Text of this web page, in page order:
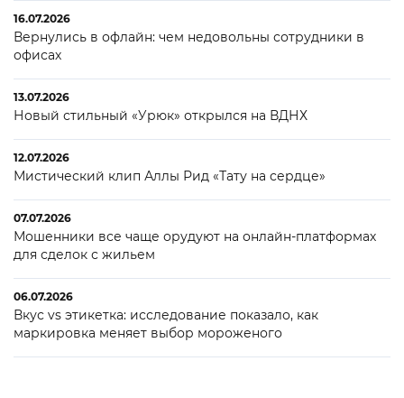
16.07.2026
Вернулись в офлайн: чем недовольны сотрудники в
офисах
13.07.2026
Новый стильный «Урюк» открылся на ВДНХ
12.07.2026
Мистический клип Аллы Рид «Тату на сердце»
07.07.2026
Мошенники все чаще орудуют на онлайн-платформах
для сделок с жильем
06.07.2026
Вкус vs этикетка: исследование показало, как
маркировка меняет выбор мороженого